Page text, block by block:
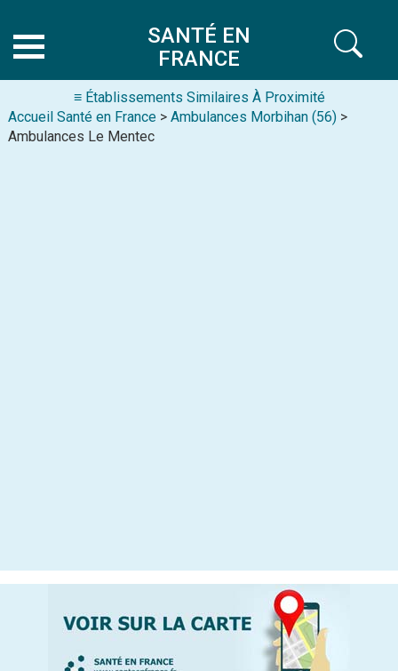
SANTÉ EN
FRANCE
≡ Établissements Similaires À Proximité
Accueil Santé en France > Ambulances Morbihan (56) >
Ambulances Le Mentec